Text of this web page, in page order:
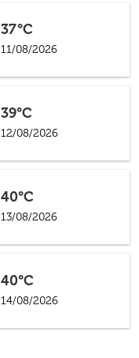
37°C
11/08/2026
39°C
12/08/2026
40°C
13/08/2026
40°C
14/08/2026